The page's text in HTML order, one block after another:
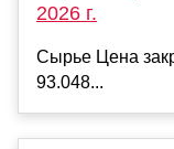
2026 г.
Сырье Цена
93.048...